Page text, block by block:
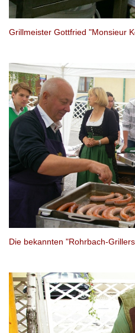
Grillmeister Gottfried "Monsieur
Die bekannten "Rohrbach-